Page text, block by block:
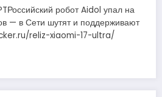
робот Aidol упал на
— в Сети шутят и поддерживают
reliz-xiaomi-17-ultra/